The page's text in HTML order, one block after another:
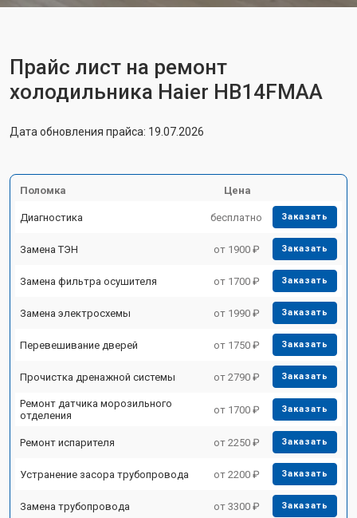
Прайс лист на ремонт
холодильника Haier HB14FMAA
Дата обновления прайса: 19.07.2026
Поломка Цена
Диагностика бесплатно Заказать
Замена ТЭН от 1900 ₽ Заказать
Замена фильтра осушителя от 1700 ₽ Заказать
Замена электросхемы от 1990 ₽ Заказать
Перевешивание дверей от 1750 ₽ Заказать
Прочистка дренажной системы от 2790 ₽ Заказать
Ремонт датчика морозильного
отделения
от 1700 ₽ Заказать
Ремонт испарителя от 2250 ₽ Заказать
Устранение засора трубопровода от 2200 ₽ Заказать
Замена трубопровода от 3300 ₽ Заказать